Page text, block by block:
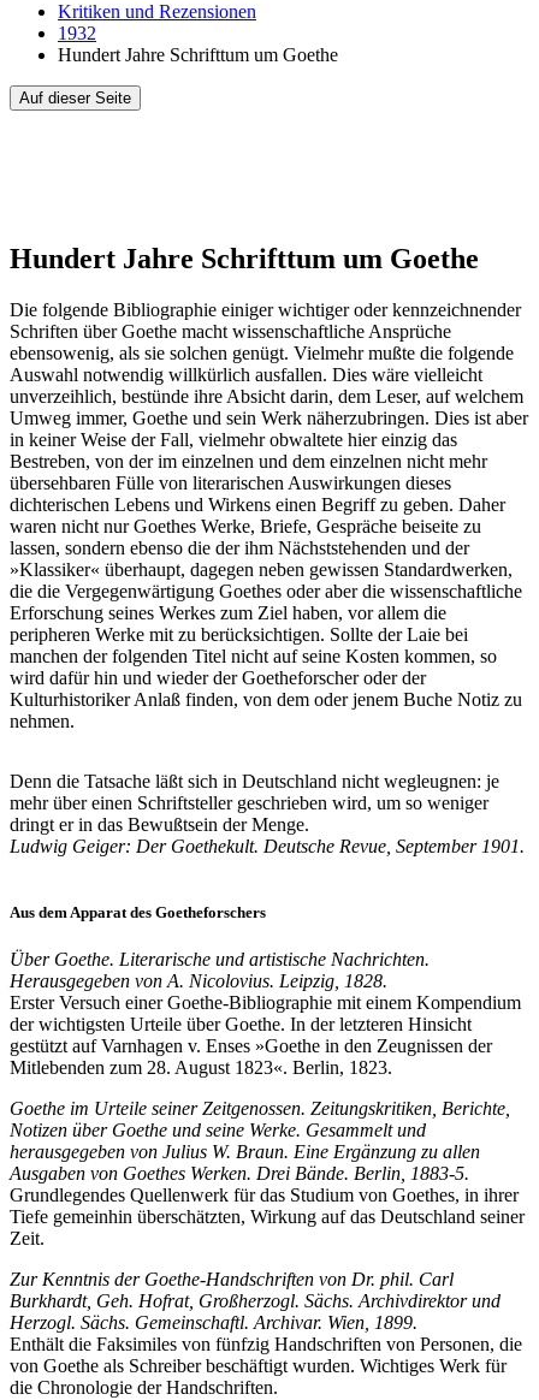
Kritiken und Rezensionen
1932
Hundert Jahre Schrifttum um Goethe
Auf dieser Seite
Hundert Jahre Schrifttum um Goethe
Die folgende Bibliographie einiger wichtiger oder kennzeichnender
Schriften über Goethe macht wissenschaftliche Ansprüche
ebensowenig, als sie solchen genügt. Vielmehr mußte die folgende
Auswahl notwendig willkürlich ausfallen. Dies wäre vielleicht
unverzeihlich, bestünde ihre Absicht darin, dem Leser, auf welchem
Umweg immer, Goethe und sein Werk näherzubringen. Dies ist aber
in keiner Weise der Fall, vielmehr obwaltete hier einzig das
Bestreben, von der im einzelnen und dem einzelnen nicht mehr
übersehbaren Fülle von literarischen Auswirkungen dieses
dichterischen Lebens und Wirkens einen Begriff zu geben. Daher
waren nicht nur Goethes Werke, Briefe, Gespräche beiseite zu
lassen, sondern ebenso die der ihm Nächststehenden und der
»Klassiker« überhaupt, dagegen neben gewissen Standardwerken,
die die Vergegenwärtigung Goethes oder aber die wissenschaftliche
Erforschung seines Werkes zum Ziel haben, vor allem die
peripheren Werke mit zu berücksichtigen. Sollte der Laie bei
manchen der folgenden Titel nicht auf seine Kosten kommen, so
wird dafür hin und wieder der Goetheforscher oder der
Kulturhistoriker Anlaß finden, von dem oder jenem Buche Notiz zu
nehmen.
Denn die Tatsache läßt sich in Deutschland nicht wegleugnen: je
mehr über einen Schriftsteller geschrieben wird, um so weniger
dringt er in das Bewußtsein der Menge.
Ludwig Geiger: Der Goethekult. Deutsche Revue, September 1901.
Aus dem Apparat des Goetheforschers
Über Goethe. Literarische und artistische Nachrichten.
Herausgegeben von A. Nicolovius. Leipzig, 1828.
Erster Versuch einer Goethe-Bibliographie mit einem Kompendium
der wichtigsten Urteile über Goethe. In der letzteren Hinsicht
gestützt auf Varnhagen v. Enses »Goethe in den Zeugnissen der
Mitlebenden zum 28. August 1823«. Berlin, 1823.
Goethe im Urteile seiner Zeitgenossen. Zeitungskritiken, Berichte,
Notizen über Goethe und seine Werke. Gesammelt und
herausgegeben von Julius W. Braun. Eine Ergänzung zu allen
Ausgaben von Goethes Werken. Drei Bände. Berlin, 1883-5.
Grundlegendes Quellenwerk für das Studium von Goethes, in ihrer
Tiefe gemeinhin überschätzten, Wirkung auf das Deutschland seiner
Zeit.
Zur Kenntnis der Goethe-Handschriften von Dr. phil. Carl
Burkhardt, Geh. Hofrat, Großherzogl. Sächs. Archivdirektor und
Herzogl. Sächs. Gemeinschaftl. Archivar. Wien, 1899.
Enthält die Faksimiles von fünfzig Handschriften von Personen, die
von Goethe als Schreiber beschäftigt wurden. Wichtiges Werk für
die Chronologie der Handschriften.